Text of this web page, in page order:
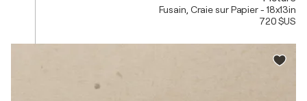
Fusain, Craie sur Papier - 18x13in
720 $US